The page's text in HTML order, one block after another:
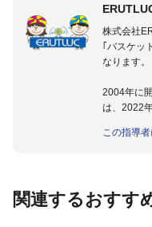
株式会社
｢バスケッ
なります。
2004年に
は、2022
指導実績
など多く
この指導
関連するおすす